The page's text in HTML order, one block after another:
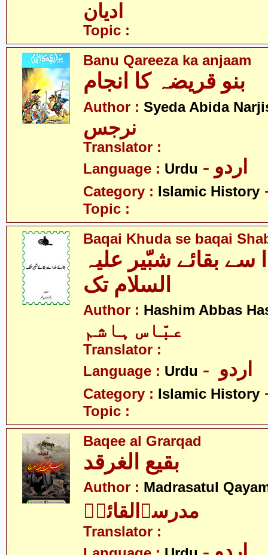
ادیان
Topic :
Banu Qareeza ka anjaam
بنو قریضہ کا انجام
Author : Syeda Abida
نرجس
Translator :
Language : Urdu - اردو
Category : Islamic History
Topic :
Baqai Khuda se baqai
سے بقائے شبّیر علیہ
Author : Hashim Abbas
عبّاس ہاشم
Translator :
Language : Urdu
Category : Islamic History
Topic :
Baqee al Grarqad
بقیع الغرقد
Author : Madrasatul
مدرسۃالقائمؑ
Translator :